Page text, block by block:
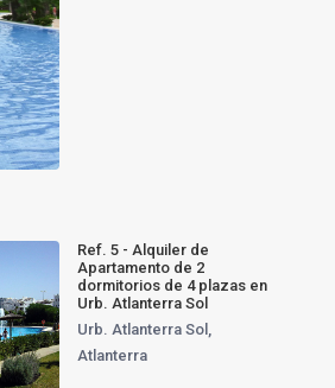
Ref. 5 - Alquiler de
Apartamento de 2
dormitorios de 4 plazas en
Urb. Atlanterra Sol
Urb. Atlanterra Sol
Atlanterra